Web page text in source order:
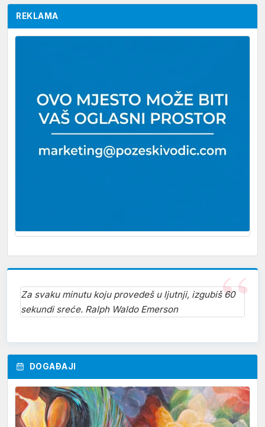
REKLAMA
Za svaku minutu koju provedeš u ljutnji, izgubiš 60
sekundi sreće. Ralph Waldo Emerson
DOGAĐAJI